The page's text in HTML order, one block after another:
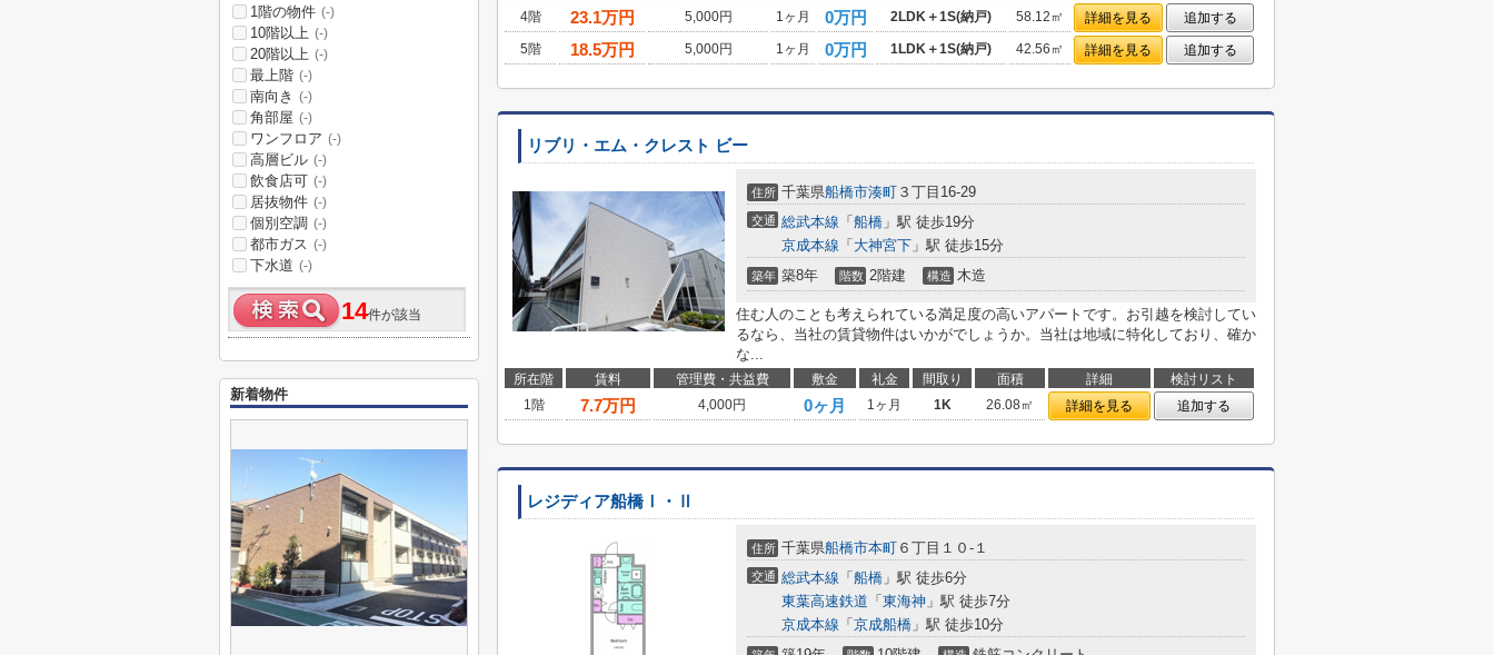
4階
23.1万円 5,000円 1ヶ月 0万円 2LDK＋1S(納戸) 58.12㎡ 詳細を見る
追加する
5階
18.5万円 5,000円 1ヶ月 0万円 1LDK＋1S(納戸) 42.56㎡ 詳細を見る 追加する
リブリ・エム・クレスト ビー
住所 千葉県船橋市湊町 ３丁目16-29
交通 総武本線 「 船橋 」駅 徒歩19分
京成本線 「 大神宮下 」駅 徒歩15分
築年 築8年 階数 2階建 構造 木造
住む人のことも考えられている満足度の高いアパートです。お引越を検討してい
るなら、当社の賃貸物件はいかがでしょうか。当社は地域に特化しており、確か
な...
所在階 賃料 管理費・共益費 敷金 礼金 間取り 面積 詳細
検討リスト
1階
7.7万円 4,000円 0ヶ月 1ヶ月 1K 26.08㎡ 詳細を見る 追加する
レジディア船橋Ⅰ・Ⅱ
住所 千葉県船橋市本町 ６丁目１０-１
交通 総武本線 「 船橋 」駅 徒歩6分
東葉高速鉄道 「 東海神 」駅 徒歩7分
京成本線 「 京成船橋 」駅 徒歩10分
1階の物件 (-)
10階以上 (-)
20階以上 (-)
最上階 (-)
南向き (-)
角部屋 (-)
ワンフロア (-)
高層ビル (-)
飲食店可 (-)
居抜物件 (-)
個別空調 (-)
都市ガス (-)
下水道 (-)
14件が該当
新着物件